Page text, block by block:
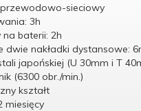
sieciowy
3h
baterii: 2h
dwie nakładki dystansowe:
japońskiej (U 30mm i T
(6300 obr./min.)
kształt
miesięcy